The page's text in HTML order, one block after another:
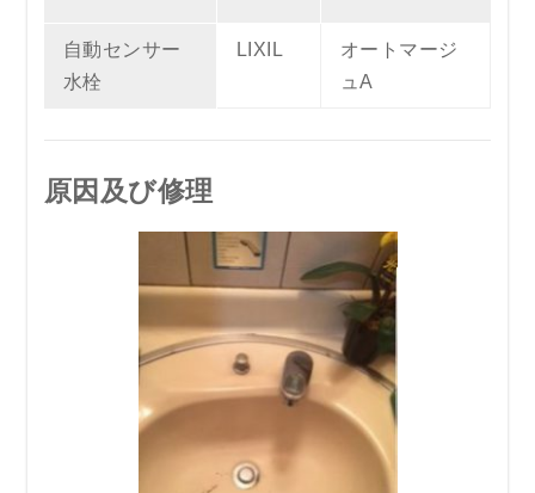
自動センサー
水栓
LIXIL
オートマージ
ュA
原因及び修理